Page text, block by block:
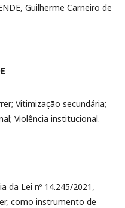
Guilherme Carneiro de
Vitimização secundária;
Violência institucional.
da Lei nº 14.245/2021,
como instrumento de